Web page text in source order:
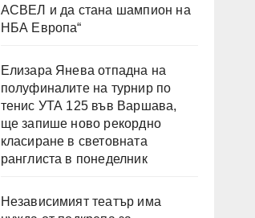
АСВЕЛ и да стана шампион на
НБА Европа“
Елизара Янева отпадна на
полуфиналите на турнир по
тенис УТА 125 във Варшава,
ще запише ново рекордно
класиране в световната
ранглиста в понеделник
Независимият театър има